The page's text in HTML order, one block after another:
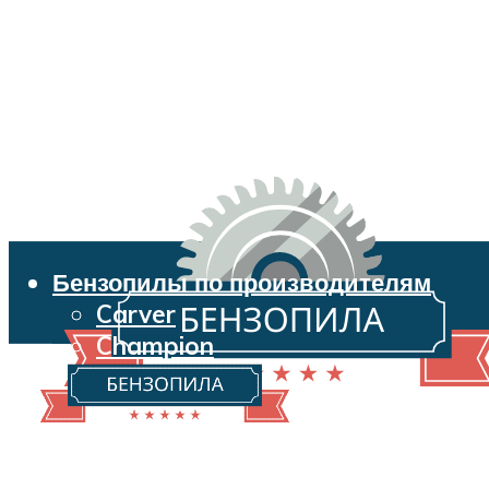
Бензопилы по производителям
Carver
Champion
Echo
Husqvarna